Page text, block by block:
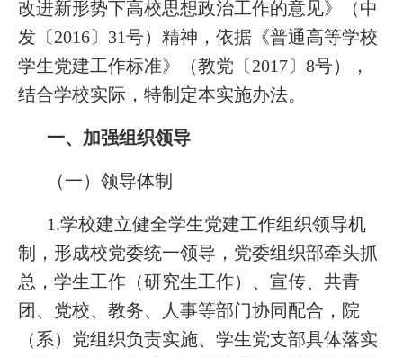
改进新形势下高校思想政治工作的意见》（中
发〔2016〕31号）精神，依据《普通高等学校
学生党建工作标准》（教党〔2017〕8号），
结合学校实际，特制定本实施办法。
一、加强组织领导
（一）领导体制
1.学校建立健全学生党建工作组织领导机
制，形成校党委统一领导，党委组织部牵头抓
总，学生工作（研究生工作）、宣传、共青
团、党校、教务、人事等部门协同配合，院
（系）党组织负责实施、学生党支部具体落实